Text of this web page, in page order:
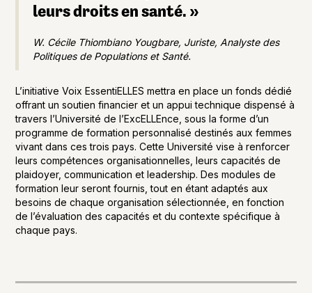
leurs droits en santé. »
W. Cécile Thiombiano Yougbare, Juriste, Analyste des
Politiques de Populations et Santé.
L’initiative Voix EssentiELLES mettra en place un fonds dédié
offrant un soutien financier et un appui technique dispensé à
travers l’Université de l’ExcELLEnce, sous la forme d’un
programme de formation personnalisé destinés aux femmes
vivant dans ces trois pays. Cette Université vise à renforcer
leurs compétences organisationnelles, leurs capacités de
plaidoyer, communication et leadership. Des modules de
formation leur seront fournis, tout en étant adaptés aux
besoins de chaque organisation sélectionnée, en fonction
de l’évaluation des capacités et du contexte spécifique à
chaque pays.